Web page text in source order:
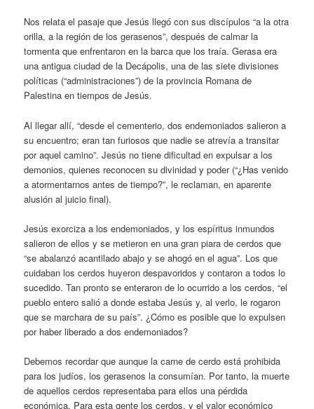
Nos relata el pasaje que Jesús llegó con sus discípulos “a la otra
orilla, a la región de los gerasenos”, después de calmar la
tormenta que enfrentaron en la barca que los traía. Gerasa era
una antigua ciudad de la Decápolis, una de las siete divisiones
políticas (“administraciones”) de la provincia Romana de
Palestina en tiempos de Jesús.
Al llegar allí, “desde el cementerio, dos endemoniados salieron a
su encuentro; eran tan furiosos que nadie se atrevía a transitar
por aquel camino”. Jesús no tiene dificultad en expulsar a los
demonios, quienes reconocen su divinidad y poder (“¿Has venido
a atormentarnos antes de tiempo?”, le reclaman, en aparente
alusión al juicio final).
Jesús exorciza a los endemoniados, y los espíritus inmundos
salieron de ellos y se metieron en una gran piara de cerdos que
“se abalanzó acantilado abajo y se ahogó en el agua”. Los que
cuidaban los cerdos huyeron despavoridos y contaron a todos lo
sucedido. Tan pronto se enteraron de lo ocurrido a los cerdos, “el
pueblo entero salió a donde estaba Jesús y, al verlo, le rogaron
que se marchara de su país”. ¿Cómo es posible que lo expulsen
por haber liberado a dos endemoniados?
Debemos recordar que aunque la carne de cerdo está prohibida
para los judíos, los gerasenos la consumían. Por tanto, la muerte
de aquellos cerdos representaba para ellos una pérdida
económica. Para esta gente los cerdos, y el valor económico